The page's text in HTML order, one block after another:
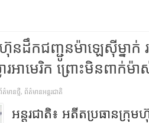
នដឹកជញ្ជូនម៉ាឡេស៊ីម្នាក់​
អាមេរិក ព្រោះមិនពាក់
ត៌មានថ្មី, ព័ត៌មានអន្តរជាតិ
អន្តរជាតិ​៖​ អតីតប្រធានក្រុ